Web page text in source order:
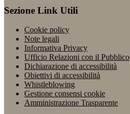
Sezione Link Utili
Cookie policy
Note legali
Informativa Privacy
Ufficio Relazioni con il Pubblico
Dichiarazione di accessibilità
Obiettivi di accessibilità
Whistleblowing
Gestione consensi cookie
Amministrazione Trasparente